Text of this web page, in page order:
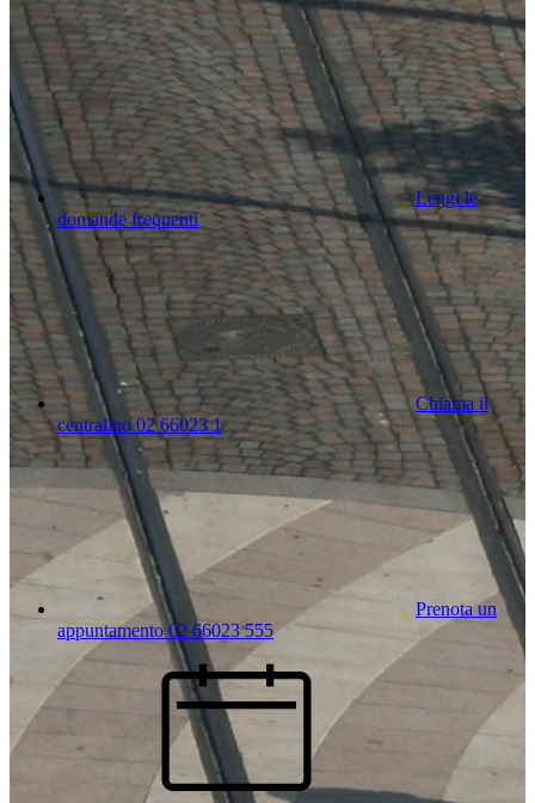
Leggi le
domande frequenti
Chiama il
centralino 02 66023 1
Prenota un
appuntamento 02 66023 555